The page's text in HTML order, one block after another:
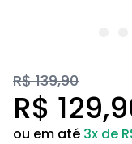
R$ 139,90
R$
ou em até 3x de